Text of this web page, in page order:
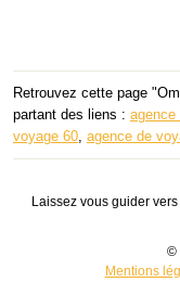
Retrouvez cette page
partant des liens : agence
voyage 60, agence de
Laissez vous guider
©
Mentions